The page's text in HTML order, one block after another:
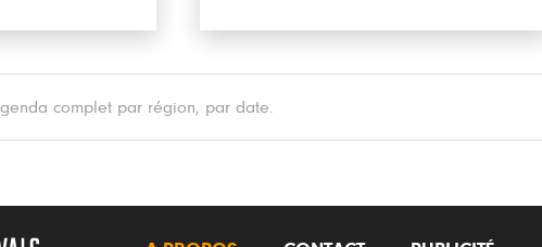
complet par région, par date.